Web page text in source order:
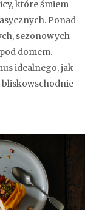
które śmiem
Ponad
sezonowych
domem.
idealnego, jak